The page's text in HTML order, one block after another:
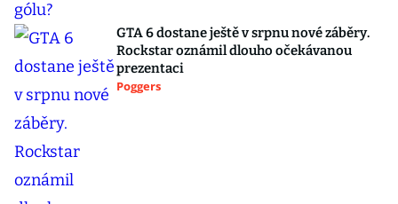
GTA 6 dostane ještě v srpnu nové záběry.
Rockstar oznámil dlouho očekávanou
prezentaci
Poggers